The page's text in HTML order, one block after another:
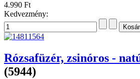
4.990 Ft
Kedvezmény:
Rózsafüzér, zsinóros -
(5944)